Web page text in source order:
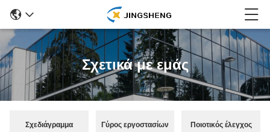
Σχετικά με εμάς
Σχεδιάγραμμα Γύρος εργοστασίων Ποιοτικός έλεγχος